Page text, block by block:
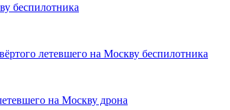
беспилотника
летевшего на Москву беспилотника
на Москву дрона